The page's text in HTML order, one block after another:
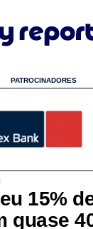
PATROCINADORES
15%
quase